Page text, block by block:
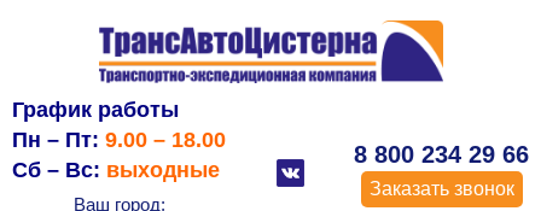
График работы
Пн – Пт: 9.00 – 18.00
Сб – Вс: выходные
Ваш город:
8 800 234 29 66
Заказать звонок